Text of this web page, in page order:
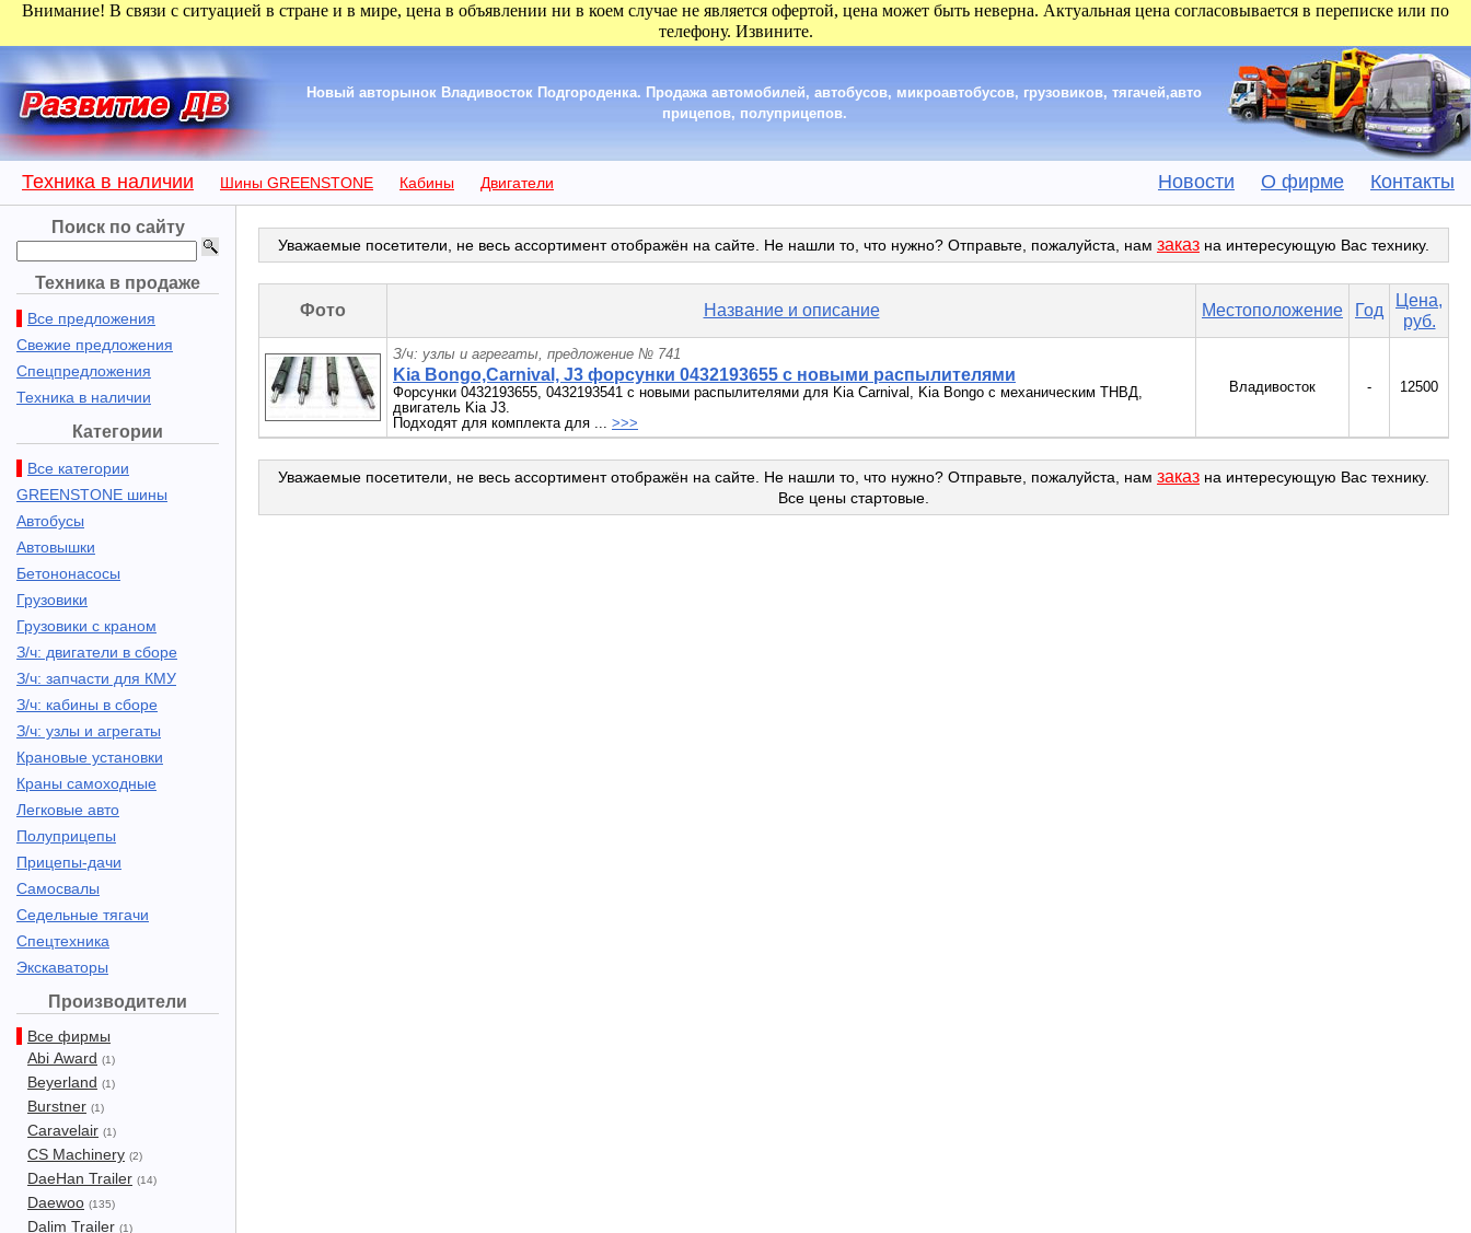
Внимание! В связи с ситуацией в стране и в мире, цена в объявлении ни в коем случае не является офертой, цена может быть неверна. Актуальная цена согласовывается в переписке или по
телефону. Извините.
Новый авторынок Владивосток Подгороденка. Продажа автомобилей, автобусов, микроавтобусов, грузовиков, тягачей,авто
прицепов, полуприцепов.
Техника в наличии Шины GREENSTONE Кабины Двигатели Новости О фирме Контакты
Поиск по сайту
Техника в продаже
Все предложения
Свежие предложения
Спецпредложения
Техника в наличии
Категории
Все категории
GREENSTONE шины
Автобусы
Автовышки
Бетононасосы
Грузовики
Грузовики с краном
З/ч: двигатели в сборе
З/ч: запчасти для КМУ
З/ч: кабины в сборе
З/ч: узлы и агрегаты
Крановые установки
Краны самоходные
Легковые авто
Полуприцепы
Прицепы-дачи
Самосвалы
Седельные тягачи
Спецтехника
Экскаваторы
Производители
Все фирмы
Abi Award (1)
Beyerland (1)
Burstner (1)
Caravelair (1)
CS Machinery (2)
DaeHan Trailer (14)
Daewoo (135)
Dalim Trailer (1)
Уважаемые посетители, не весь ассортимент отображён на сайте. Не нашли то, что нужно? Отправьте, пожалуйста, нам заказ на интересующую Вас технику.
Фото Название и описание Местоположение Год
Цена,
руб.
З/ч: узлы и агрегаты, предложение № 741
Kia Bongo,Carnival, J3 форсунки 0432193655 с новыми распылителями
Форсунки 0432193655, 0432193541 с новыми распылителями для Kia Carnival, Kia Bongo c механическим ТНВД,
двигатель Kia J3.
Подходят для комплекта для ... >>>
Владивосток - 12500
Уважаемые посетители, не весь ассортимент отображён на сайте. Не нашли то, что нужно? Отправьте, пожалуйста, нам заказ на интересующую Вас технику.
Все цены стартовые.